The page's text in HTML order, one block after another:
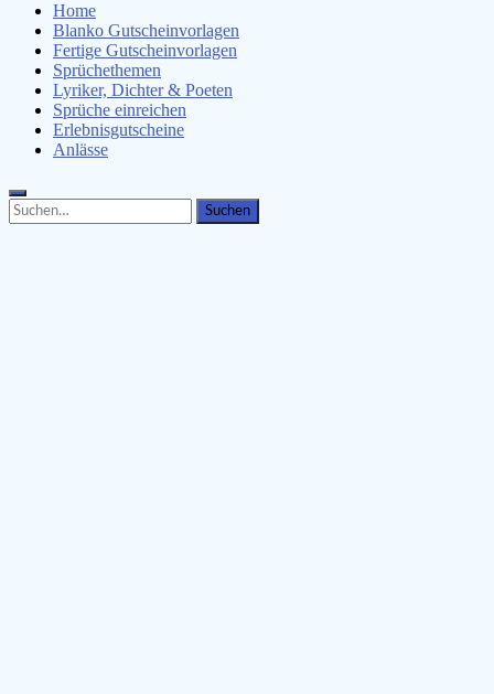
Home
Blanko Gutscheinvorlagen
Fertige Gutscheinvorlagen
Sprüchethemen
Lyriker, Dichter & Poeten
Sprüche einreichen
Erlebnisgutscheine
Anlässe
Search
for:
Search